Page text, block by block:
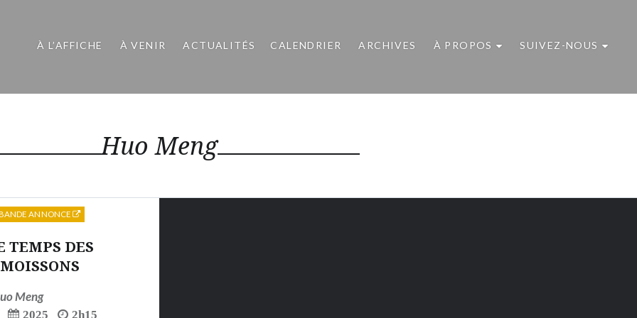
À L’AFFICHE À VENIR ACTUALITÉS CALENDRIER ARCHIVES À PROPOS SUIVEZ-NOUS
Huo Meng
TEMPS DES
MOISSONS
Meng
2025
2h15
ANNONCE